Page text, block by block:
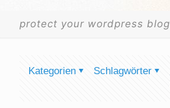
protect your wordpress blog
Kategorien Schlagwörter